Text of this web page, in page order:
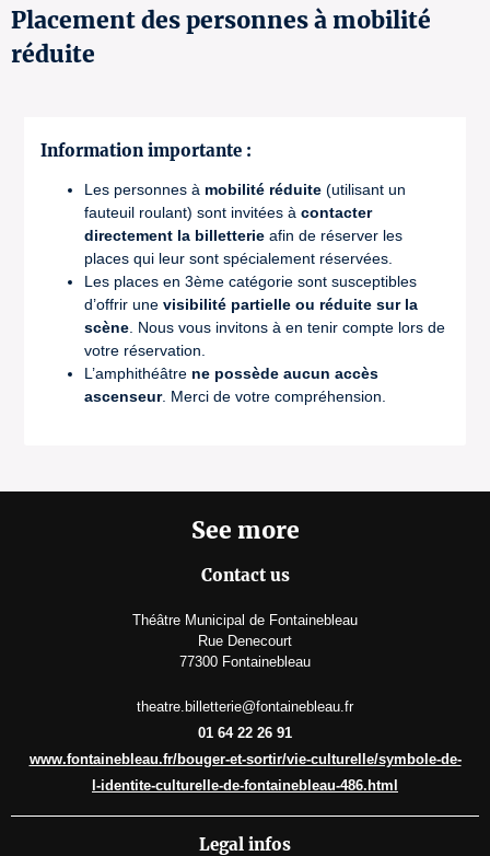
Placement des personnes à mobilité
réduite
Information importante :
Les personnes à mobilité réduite (utilisant un
fauteuil roulant) sont invitées à contacter
directement la billetterie afin de réserver les
places qui leur sont spécialement réservées.
Les places en 3ème catégorie sont susceptibles
d’offrir une visibilité partielle ou réduite sur la
scène . Nous vous invitons à en tenir compte lors de
votre réservation.
L’amphithéâtre ne possède aucun accès
ascenseur. Merci de votre compréhension.
See more
Contact us
Théâtre Municipal de Fontainebleau
Rue Denecourt
77300 Fontainebleau
theatre.billetterie@fontainebleau.fr
01 64 22 26 91
www.fontainebleau.fr/bouger-et-sortir/vie-culturelle/symbole-de-
l-identite-culturelle-de-fontainebleau-486.html
Legal infos